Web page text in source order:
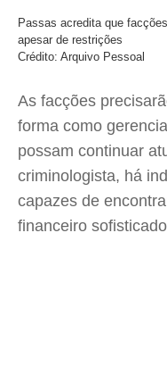
Passas acredita que
apesar de restrições
Crédito: Arquivo Pessoal
As facções
forma como
possam continuar
criminologista, há
capazes de
financeiro